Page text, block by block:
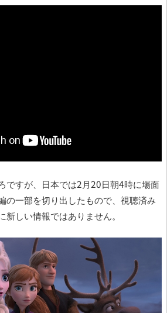
ですが、日本では2月20日朝4時に場面
の一部を切り出したもので、視聴済み
しい情報ではありません。